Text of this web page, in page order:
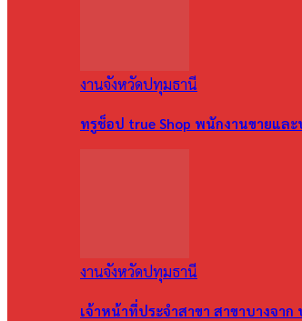
งานจังหวัดปทุมธานี
ทรูช็อป true Shop พนักงานขายแล
งานจังหวัดปทุมธานี
เจ้าหน้าที่ประจำสาขา สาขาบางจ